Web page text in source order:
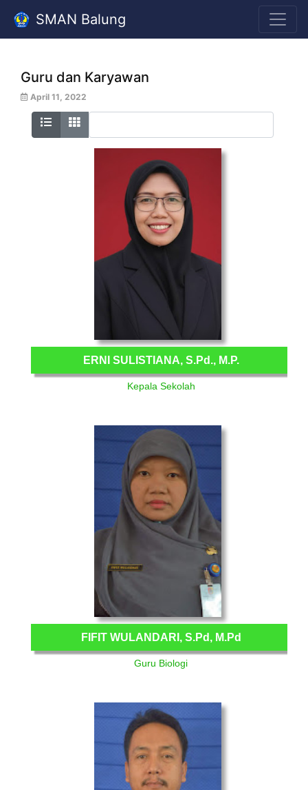
SMAN Balung
Guru dan Karyawan
April 11, 2022
ERNI SULISTIANA, S.Pd., M.P.
Kepala Sekolah
FIFIT WULANDARI, S.Pd, M.Pd
Guru Biologi